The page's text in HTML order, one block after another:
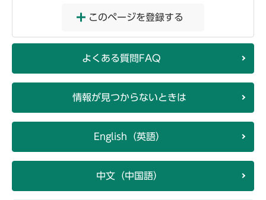
このページを登録する
よくある質問FAQ
情報が見つからないときは
English（英語）
中文（中国語）